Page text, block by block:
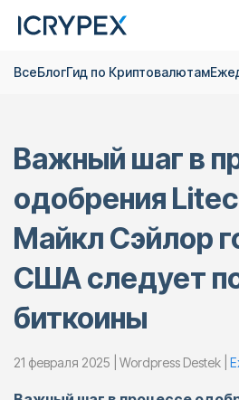
Войти
Компания
Помощь
Фьючерсы
ВсеБлогГид по Криптовалютам
Важный шаг в
одобрения
Майкл Сэйлор
США следует
биткоины
21 февраля 2025 | Wordpress Destek |